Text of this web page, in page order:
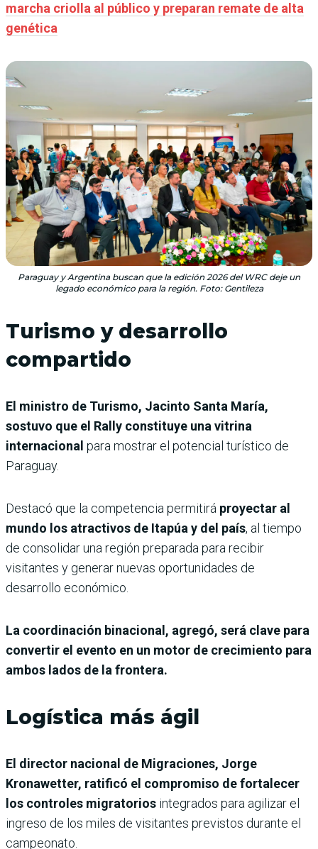
marcha criolla al público y preparan remate de alta
genética
Paraguay y Argentina buscan que la edición 2026 del WRC deje un
legado económico para la región. Foto: Gentileza
Turismo y desarrollo
compartido
El ministro de Turismo, Jacinto Santa María,
sostuvo que el Rally constituye una vitrina
internacional para mostrar el potencial turístico de
Paraguay.
Destacó que la competencia permitirá proyectar al
mundo los atractivos de Itapúa y del país, al tiempo
de consolidar una región preparada para recibir
visitantes y generar nuevas oportunidades de
desarrollo económico.
La coordinación binacional, agregó, será clave para
convertir el evento en un motor de crecimiento para
ambos lados de la frontera.
Logística más ágil
El director nacional de Migraciones, Jorge
Kronawetter, ratificó el compromiso de fortalecer
los controles migratorios integrados para agilizar el
ingreso de los miles de visitantes previstos durante el
campeonato.